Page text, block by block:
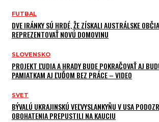
FUTBAL
DVE IRÁNKY SÚ HRDÉ, ŽE ZÍSKALI AUSTRÁLSKE
REPREZENTOVAŤ NOVÚ DOMOVINU
SLOVENSKO
PROJEKT ĽUDIA A HRADY BUDE POKRAČOVAŤ AJ
PAMIATKAM AJ ĽUĎOM BEZ PRÁCE – VIDEO
SVET
BÝVALÚ UKRAJINSKÚ VEĽVYSLANKYŇU V USA
OBOHATENIA PREPUSTILI NA KAUCIU